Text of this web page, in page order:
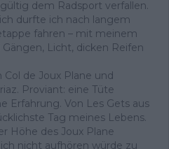
dem Radsport verfallen.
durfte ich nach langem
fahren – mit meinem
Licht, dicken Reifen
de Joux Plane und
Proviant: eine Tüte
Erfahrung. Von Les Gets aus
Tag meines Lebens.
Höhe des Joux Plane
nicht aufhören würde zu